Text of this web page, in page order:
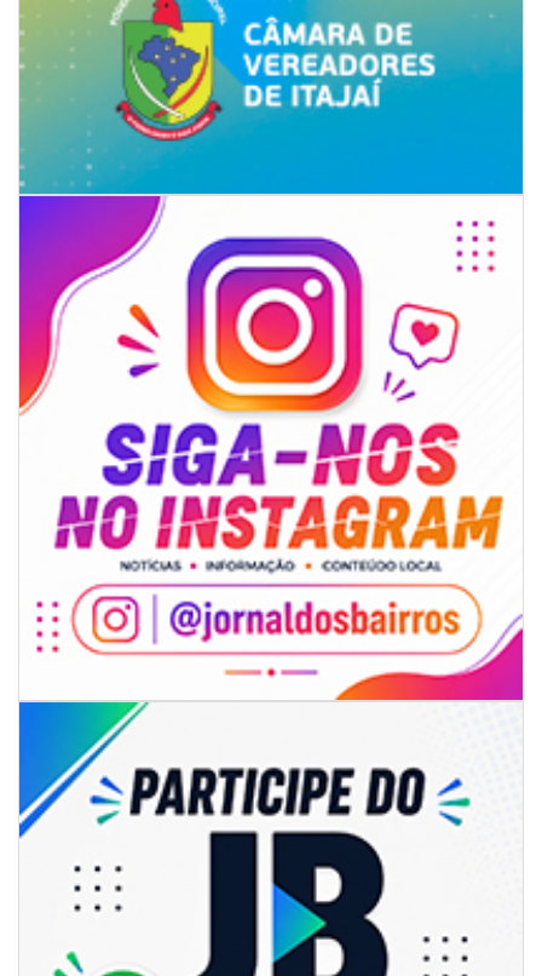
06/08/2026 | 07:00
Inscrições para a exploração da gastronomia do 14º Acampamento
Farroupilha estão abertas
06/08/2026 | 07:00
Camboriú: exposição de arte transforma o Paço Municipal em um espaço
de cultura